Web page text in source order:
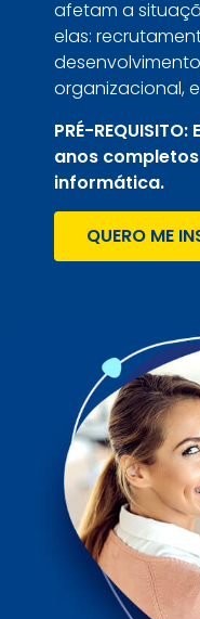
afetam a
elas:
organizacional,
PRÉ-
anos
informática.
QUERO ME